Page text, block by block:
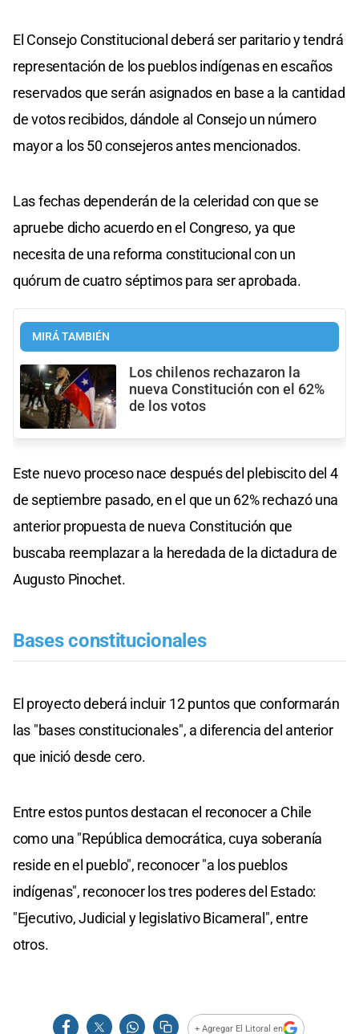
El Consejo Constitucional deberá ser paritario y tendrá
representación de los pueblos indígenas en escaños
reservados que serán asignados en base a la cantidad
de votos recibidos, dándole al Consejo un número
mayor a los 50 consejeros antes mencionados.
Las fechas dependerán de la celeridad con que se
apruebe dicho acuerdo en el Congreso, ya que
necesita de una reforma constitucional con un
quórum de cuatro séptimos para ser aprobada.
MIRÁ TAMBIÉN
Los chilenos rechazaron la
nueva Constitución con el 62%
de los votos
Este nuevo proceso nace después del plebiscito del 4
de septiembre pasado, en el que un 62% rechazó una
anterior propuesta de nueva Constitución que
buscaba reemplazar a la heredada de la dictadura de
Augusto Pinochet.
Bases constitucionales
El proyecto deberá incluir 12 puntos que conformarán
las "bases constitucionales", a diferencia del anterior
que inició desde cero.
Entre estos puntos destacan el reconocer a Chile
como una "República democrática, cuya soberanía
reside en el pueblo", reconocer "a los pueblos
indígenas", reconocer los tres poderes del Estado:
"Ejecutivo, Judicial y legislativo Bicameral", entre
otros.
+ Agregar El Litoral en